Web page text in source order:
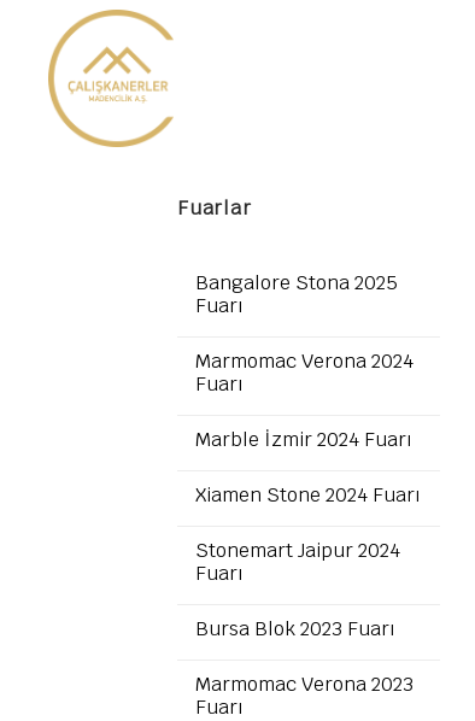
Fuarlar
Bangalore Stona 2025
Fuarı
Marmomac Verona 2024
Fuarı
Marble İzmir 2024 Fuarı
Xiamen Stone 2024 Fuarı
Stonemart Jaipur 2024
Fuarı
Bursa Blok 2023 Fuarı
Marmomac Verona 2023
Fuarı